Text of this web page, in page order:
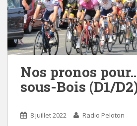
Nos pronos
sous-Bois (D1/
8 juillet 2022 Radio Peloton